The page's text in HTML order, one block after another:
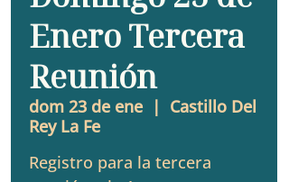
Enero Tercera
Reunión
dom 23 de ene
  |
Castillo Del
Rey La Fe
Registro para la tercera